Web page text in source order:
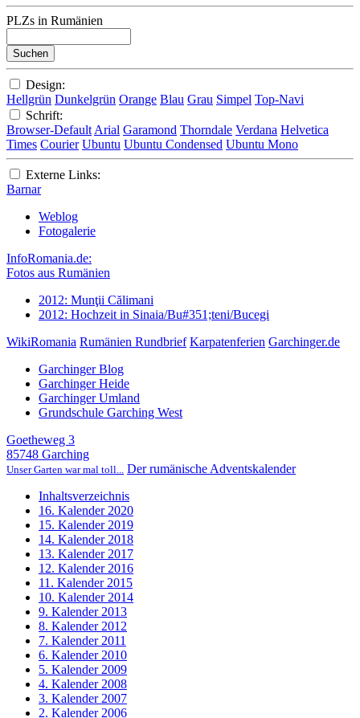
PLZs in Rumänien
Design:
Hellgrün Dunkelgrün Orange Blau Grau Simpel Top-Navi
Schrift:
Browser-Default Arial Garamond Thorndale Verdana Helvetica
Times Courier Ubuntu Ubuntu Condensed Ubuntu Mono
Externe Links:
Barnar
Weblog
Fotogalerie
InfoRomania.de:
Fotos aus Rumänien
2012: Munţii Călimani
2012: Hochzeit in Sinaia/Bu#351;teni/Bucegi
WikiRomania Rumänien Rundbrief Karpatenferien Garchinger.de
Garchinger Blog
Garchinger Heide
Garchinger Umland
Grundschule Garching West
Goetheweg 3
85748 Garching
Unser Garten war mal toll... Der rumänische Adventskalender
Inhaltsverzeichnis
16. Kalender 2020
15. Kalender 2019
14. Kalender 2018
13. Kalender 2017
12. Kalender 2016
11. Kalender 2015
10. Kalender 2014
9. Kalender 2013
8. Kalender 2012
7. Kalender 2011
6. Kalender 2010
5. Kalender 2009
4. Kalender 2008
3. Kalender 2007
2. Kalender 2006